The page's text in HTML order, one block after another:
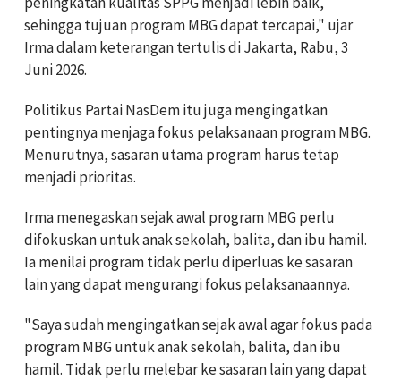
sehingga tujuan program MBG dapat tercapai," ujar
Irma dalam keterangan tertulis di Jakarta, Rabu, 3
Juni 2026.
Politikus Partai NasDem itu juga mengingatkan
pentingnya menjaga fokus pelaksanaan program MBG.
Menurutnya, sasaran utama program harus tetap
menjadi prioritas.
Irma menegaskan sejak awal program MBG perlu
difokuskan untuk anak sekolah, balita, dan ibu hamil.
Ia menilai program tidak perlu diperluas ke sasaran
lain yang dapat mengurangi fokus pelaksanaannya.
"Saya sudah mengingatkan sejak awal agar fokus pada
program MBG untuk anak sekolah, balita, dan ibu
hamil. Tidak perlu melebar ke sasaran lain yang dapat